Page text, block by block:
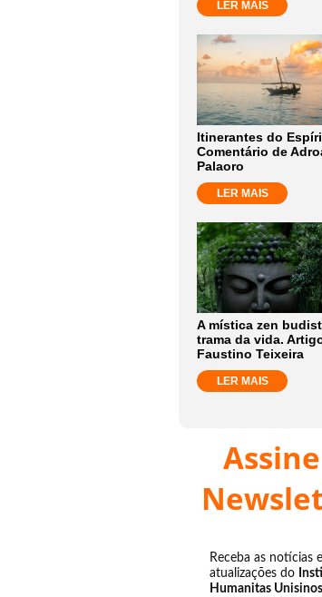
LER MAIS
Itinerantes do
Comentário de
Palaoro
LER MAIS
A mística zen
trama da vida.
Faustino Teixeira
LER MAIS
Receba as notícias e
atualizações do
Humanitas